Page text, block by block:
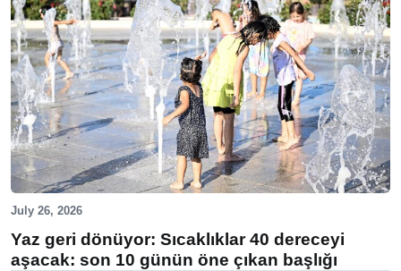
July 26, 2026
Yaz geri dönüyor: Sıcaklıklar 40 dereceyi
aşacak: son 10 günün öne çıkan başlığı